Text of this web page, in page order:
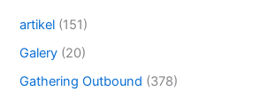
artikel (151)
Galery (20)
Gathering Outbound (378)